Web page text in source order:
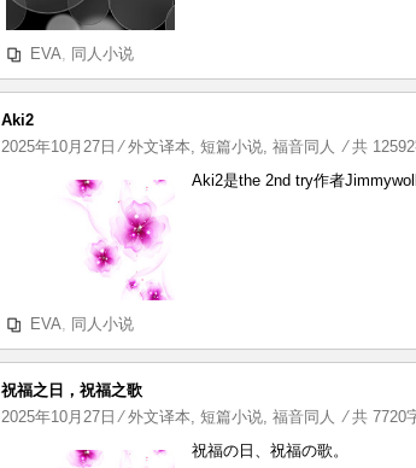
研
体
中
点
和
EVA, 同人小说
Aki2
2025年10月27日 ⁄外文译本, 短篇小说, 福音同人 ⁄ 共
Aki2是the 2nd try作者
EVA, 同人小说
祝福之日，祝福之歌
2025年10月27日 ⁄外文译本, 短篇小说, 福音同人 ⁄ 共 7720
祝福の日、祝福の歌。